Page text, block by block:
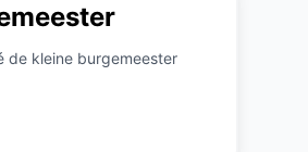
de kleine burgemeester